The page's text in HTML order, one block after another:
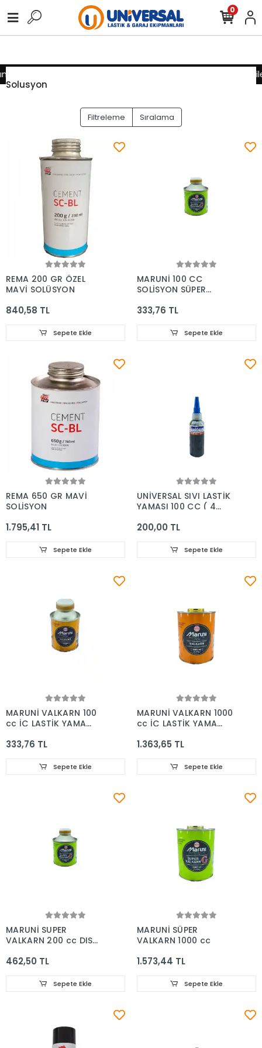
için lütfen iletişime geçiniz Toptan alımlarınız için lütfen
0
Solusyon
Filtreleme Sıralama
REMA 200 GR ÖZEL
MAVİ SOLÜSYON
840,58 TL
Sepete Ekle
MARUNİ 100 CC
SOLİSYON SÜPER
333,76 TL
Sepete Ekle
REMA 650 GR MAVİ
SOLİSYON
1.795,41 TL
Sepete Ekle
UNİVERSAL SIVI LASTİK
YAMASI 100 CC ( 4
200,00 TL
Sepete Ekle
MARUNİ VALKARN 100
cc İÇ LASTİK YAMA
333,76 TL
Sepete Ekle
MARUNİ VALKARN 1000
cc İÇ LASTİK YAMA
1.363,65 TL
Sepete Ekle
MARUNİ SUPER
VALKARN 200 cc DIŞ
SOLUSYONU
462,50 TL
Sepete Ekle
MARUNİ SÜPER
VALKARN 1000 cc
1.573,44 TL
Sepete Ekle